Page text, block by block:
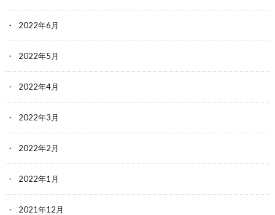
2022年6月
2022年5月
2022年4月
2022年3月
2022年2月
2022年1月
2021年12月